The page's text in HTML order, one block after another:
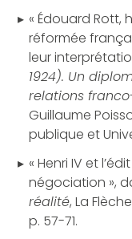
« Édouard Rott,
réformée
leur
1924). Un
relations
Guillaume
publique et
« Henri IV et
négociation »,
réalité, La
p. 57-71.